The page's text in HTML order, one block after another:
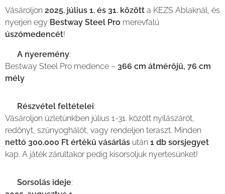
Vásároljon 2025. július 1. és 31. között a KEZS Ablaknál, és
nyerjen egy Bestway Steel Pro merevfalú
úszómedencét!
A nyeremény:
Bestway Steel Pro medence – 366 cm átmérőjű, 76 cm
mély
Részvétel feltételei:
Vásároljon üzletünkben július 1-31. között nyílászárót,
redőnyt, szúnyoghálót, vagy rendeljen teraszt. Minden
nettó 300.000 Ft értékű vásárlás után 1 db sorsjegyet
kap. A játék zárultakor pedig kisorsoljuk nyertesünket!
Sorsolás ideje: